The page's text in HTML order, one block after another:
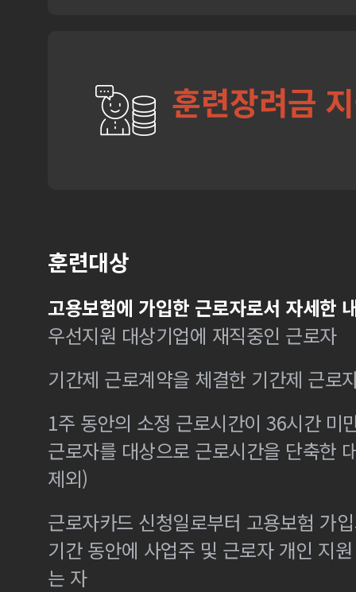
훈련장려금
훈련대상
고용보험에 가입한 근로자로서 자세한
우선지원 대상기업에 재직중인 근로자
기간제 근로계약을 체결한 기간제 근로
1주 동안의 소정 근로시간이 36시간 미
근로자를 대상으로 근로시간을 단축한
제외)
근로자카드 신청일로부터 고용보험 가
기간 동안에 사업주 및 근로자 개인 지
는 자